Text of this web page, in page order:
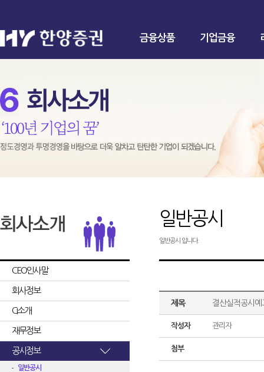
금융상품 기업금융
CEO인사말
회사정보
CI소개
재무정보
공시정보
일반공시
일반공시
일반공시 입니다.
제목 결산실적공시예
작성자 관리자
첨부